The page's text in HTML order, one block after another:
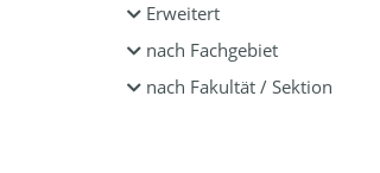
Erweitert
nach Fachgebiet
nach Fakultät / Sektion